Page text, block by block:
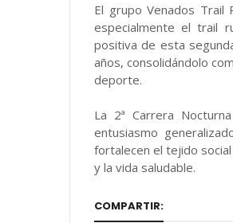
El grupo Venados
especialmente el trail
positiva de esta
años, consolidándolo
deporte.
La 2ª Carrera
entusiasmo
fortalecen el tejido
y la vida saludable.
COMPARTIR: